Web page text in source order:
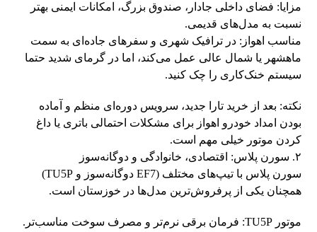
مزایا: فضای داخلی جادار، صندوق بزرگ، امکانات ایمنی بهتر
نسبت به مدل‌های قدیمی.
مناسب اهواز: در ترافیک شهری و سفرهای جاده‌ای به سمت
ماهشهر یا شمال عالی عمل می‌کند، اما در گرمای شدید حتما
سیستم خنک‌کاری را چک کنید.
نکته: بعد از خرید تارا جدید، سرویس دوره‌ای منظم و آماده
بودن امداد خودرو اهواز برای مشکلات احتمالی باتری یا داغ
کردن موتور خیلی مهم است.
۲. سورن پلاس: اقتصادی، خانوادگی و دوگانه‌سوز
سورن پلاس با تیپ‌های مختلف (EF7 دوگانه‌سوز و TU5P)
همچنان یکی از پرفروش‌ترین مدل‌ها در خوزستان است.
موتور TU5P: فرمان برقی نرم‌تر و مصرف سوخت مناسب‌تر.